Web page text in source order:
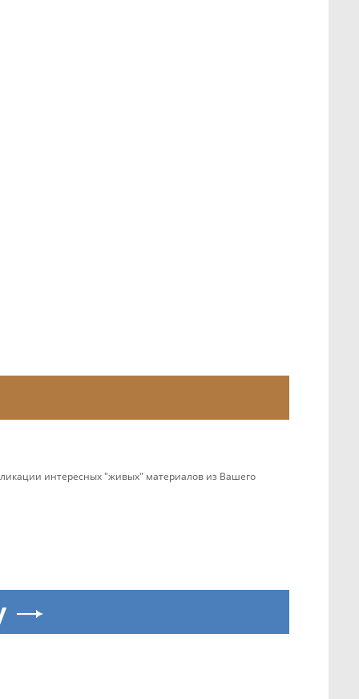
интересных "живых" материалов из Вашего